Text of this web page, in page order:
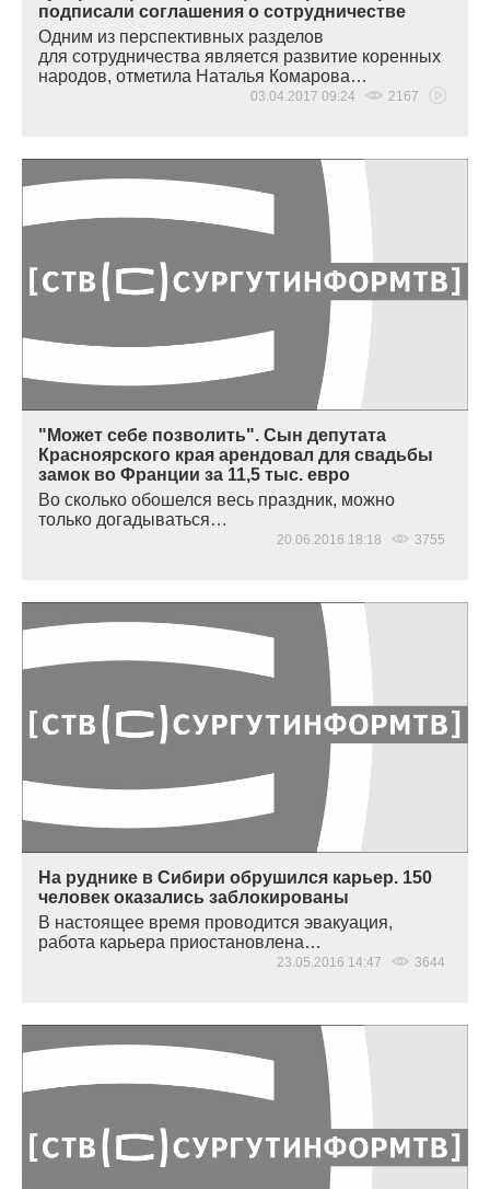
подписали соглашения о сотрудничестве
Одним из перспективных разделов
для сотрудничества является развитие коренных
народов, отметила Наталья Комарова…
03.04.2017 09:24 2167
"Может себе позволить". Сын депутата
Красноярского края арендовал для свадьбы
замок во Франции за 11,5 тыс. евро
Во сколько обошелся весь праздник, можно
только догадываться…
20.06.2016 18:18 3755
На руднике в Сибири обрушился карьер. 150
человек оказались заблокированы
В настоящее время проводится эвакуация,
работа карьера приостановлена…
23.05.2016 14:47 3644